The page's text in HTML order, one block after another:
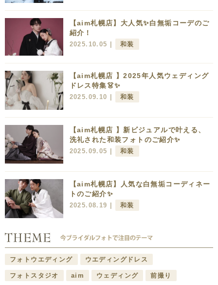
【aim札幌店】大人気✨白無垢コーデのご
紹介！
2025.10.05 | 和装
【aim札幌店 】2025年人気ウェディング
ドレス特集👗✨
2025.09.10 | 和装
【aim札幌店 】新ビジュアルで叶える、
洗礼された和装フォトのご紹介✨
2025.09.05 | 和装
【aim札幌店】人気な白無垢コーディネー
トのご紹介✨
2025.08.19 | 和装
フォトウエディング ウエディングドレス
フォトスタジオ aim ウェディング 前撮り